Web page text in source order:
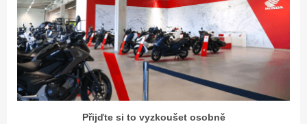
Přijďte si to vyzkoušet osobně